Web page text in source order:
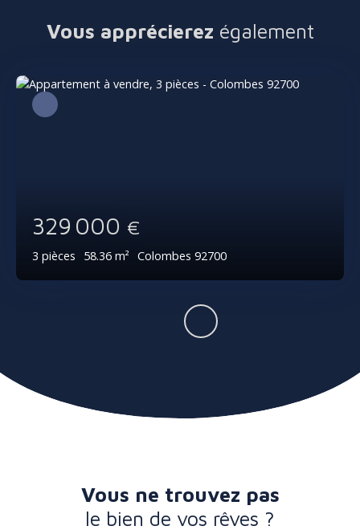
Vous apprécierez également
329 000 €
3 pièces 58.36 m² Colombes 92700
Vous ne trouvez pas
le bien de vos rêves ?